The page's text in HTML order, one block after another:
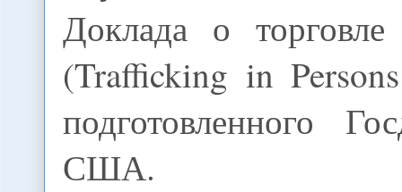
Доклада о
(Trafficking in
подготовленного
США.